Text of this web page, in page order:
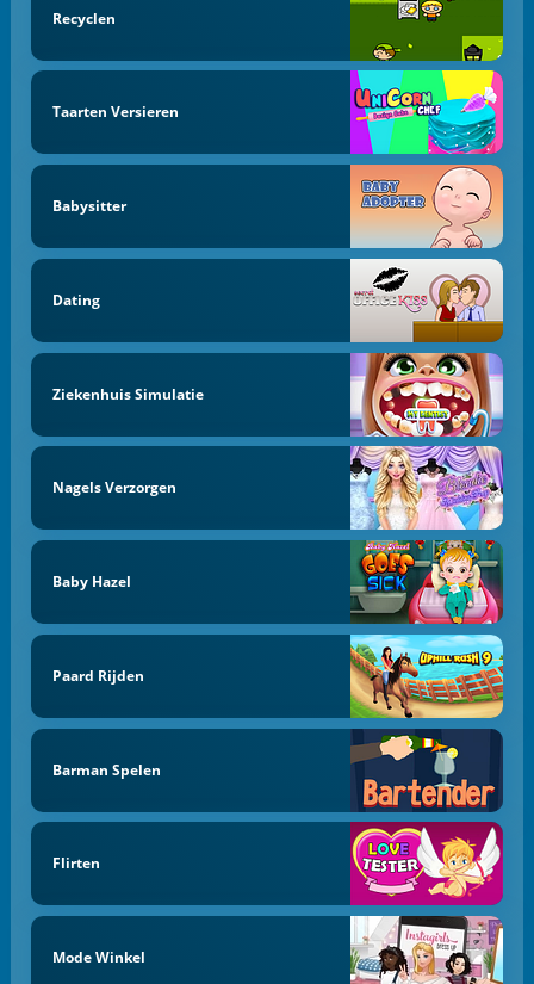
Recyclen
Taarten Versieren
Babysitter
Dating
Ziekenhuis Simulatie
Nagels Verzorgen
Baby Hazel
Paard Rijden
Barman Spelen
Flirten
Mode Winkel